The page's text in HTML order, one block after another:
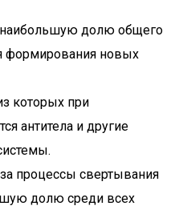
долю общего
формирования новых
которых при
антитела и другие
процессы свертывания
долю среди всех